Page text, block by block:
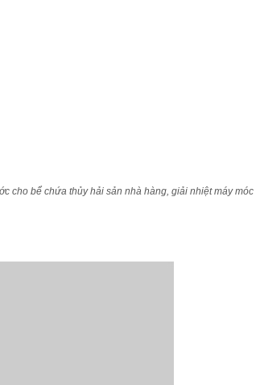
bể chứa thủy hải sản nhà hàng, giải nhiệt máy